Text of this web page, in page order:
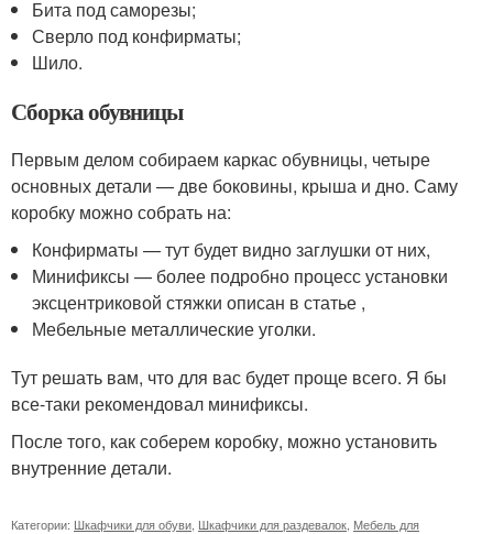
Бита под саморезы;
Сверло под конфирматы;
Шило.
Сборка обувницы
Первым делом собираем каркас обувницы, четыре
основных детали — две боковины, крыша и дно. Саму
коробку можно собрать на:
Конфирматы — тут будет видно заглушки от них,
Минификсы — более подробно процесс установки
эксцентриковой стяжки описан в статье ,
Мебельные металлические уголки.
Тут решать вам, что для вас будет проще всего. Я бы
все-таки рекомендовал минификсы.
После того, как соберем коробку, можно установить
внутренние детали.
Категории: Шкафчики для обуви Шкафчики для раздевалок Мебель для